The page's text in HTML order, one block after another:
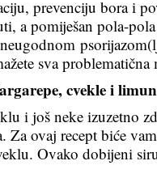
prevenciju bora i
a pomiješan pola-
sva problematična
cvekle i
i još neke izuzetno
Za ovaj recept biće
Ovako dobijeni